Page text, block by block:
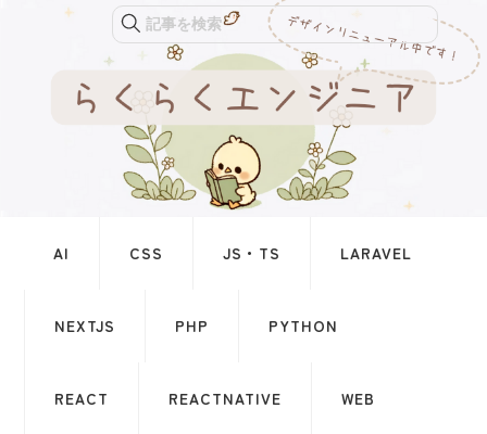
記事を検索
AI CSS JS・TS LARAVEL
NEXTJS PHP PYTHON
REACT REACTNATIVE WEB